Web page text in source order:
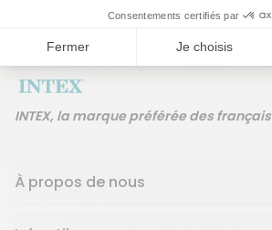
INTEX, la marque préférée des français
À propos de nous